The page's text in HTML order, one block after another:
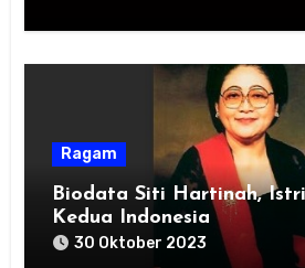
Ragam
Biodata Siti Hartinah,
Kedua Indonesia
30 Oktober 2023